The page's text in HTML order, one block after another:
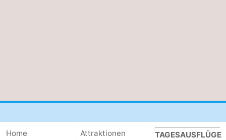
Kop
-
Home
Attraktionen
TAGESAUSFLÜGE